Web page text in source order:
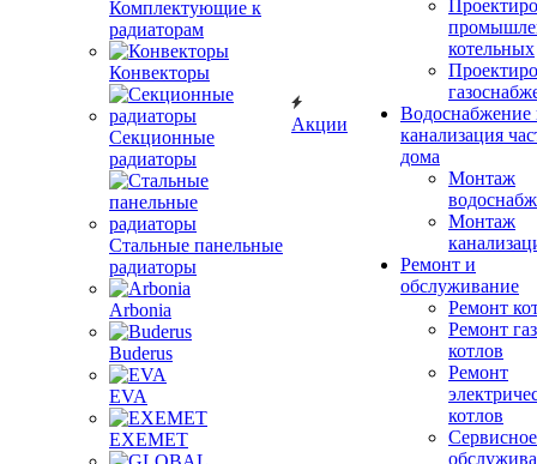
Комплектующие к
радиаторам
Конвекторы
Секционные
радиаторы
Стальные панельные
радиаторы
Arbonia
Buderus
EVA
EXEMET
Акции
котельных
Водоснабжение
канализация
дома
Монтаж
Монтаж
Ремонт и
обслуживание
Ремонт
Ремонт
котлов
Ремонт
котлов
Сервисное